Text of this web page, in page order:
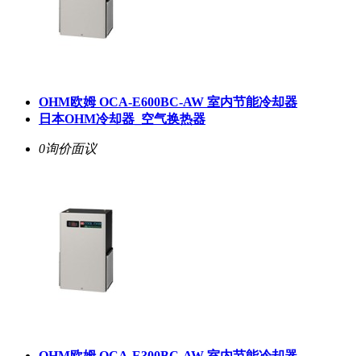
OHM欧姆 OCA-E600BC-AW 室内节能冷却器
日本OHM冷却器_空气换热器
0询价面议